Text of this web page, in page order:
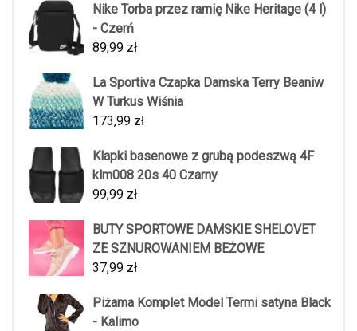
Nike Torba przez ramię Nike Heritage (4 l)
- Czerń
89,99 zł
La Sportiva Czapka Damska Terry Beaniw
W Turkus Wiśnia
173,99 zł
Klapki basenowe z grubą podeszwą 4F
klm008 20s 40 Czarny
99,99 zł
BUTY SPORTOWE DAMSKIE SHELOVET
ZE SZNUROWANIEM BEŻOWE
37,99 zł
Piżama Komplet Model Termi satyna Black
- Kalimo